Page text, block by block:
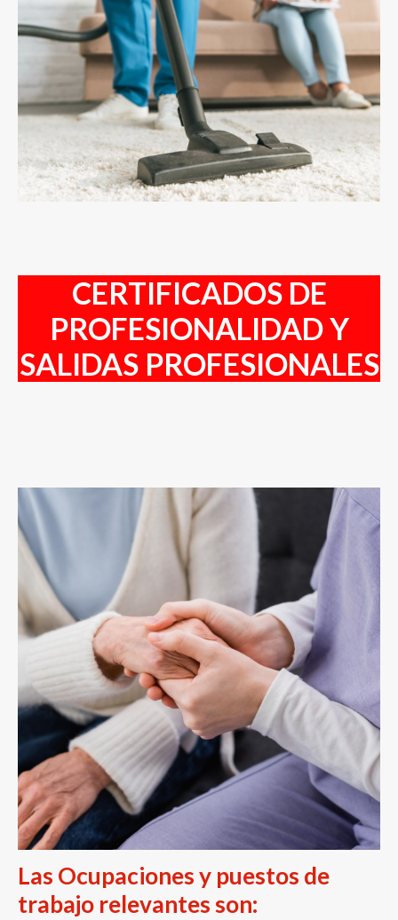
CERTIFICADOS DE
PROFESIONALIDAD Y
SALIDAS PROFESIONALES
Las Ocupaciones y puestos de
trabajo relevantes son: